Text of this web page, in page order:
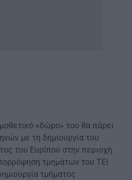
«δώρο» του θα πάρει
με τη δημιουργία του
του Ευρίπου στην περιοχή
τμημάτων του ΤΕΙ
τμήματος